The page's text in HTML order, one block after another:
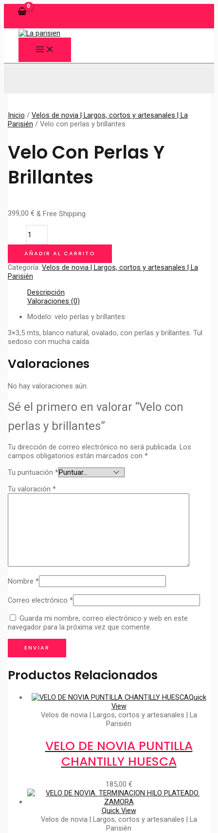
MAIN
MENU
Inicio / Velos de novia | Largos, cortos y artesanales | La
Parisién / Velo con perlas y brillantes
Velo Con Perlas Y
Brillantes
399,00 € & Free Shipping
perlas
brillantes
cantidad
AÑADIR AL CARRITO
Categoría: Velos de novia | Largos, cortos y artesanales | La
Parisién
Descripción
Valoraciones (0)
Modelo: velo perlas y brillantes
3×3,5 mts, blanco natural, ovalado, con perlas y brillantes. Tul
sedoso con mucha caída.
Valoraciones
No hay valoraciones aún.
Sé el primero en valorar “Velo con
perlas y brillantes”
Tu dirección de correo electrónico no será publicada. Los
campos obligatorios están marcados con *
Tu puntuación *
Tu valoración *
Nombre *
Correo electrónico *
Guarda mi nombre, correo electrónico y web en este
navegador para la próxima vez que comente.
Productos Relacionados
Quick
View
Velos de novia | Largos, cortos y artesanales | La
Parisién
VELO DE NOVIA PUNTILLA
CHANTILLY HUESCA
185,00 €
Quick View
Velos de novia | Largos, cortos y artesanales | La
Parisién